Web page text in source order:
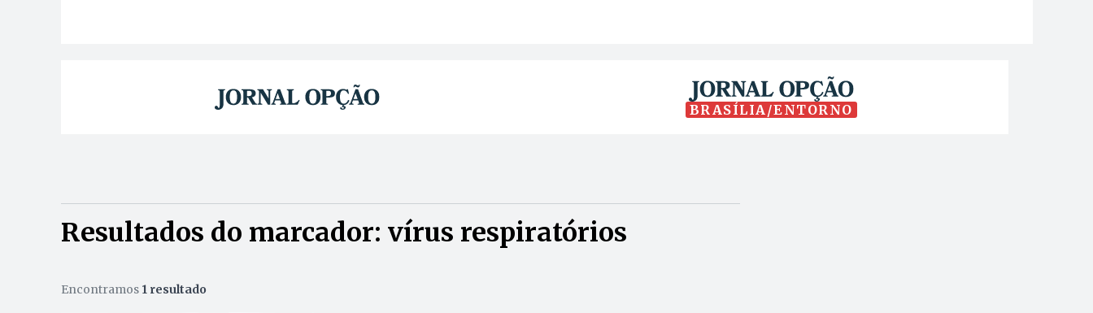
BRASÍLIA/ENTORNO
Resultados do marcador: vírus respiratórios
Encontramos 1 resultado